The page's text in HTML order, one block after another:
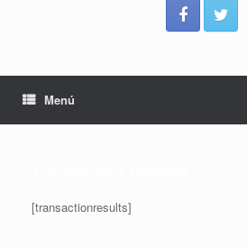
Menú
[transactionresults]